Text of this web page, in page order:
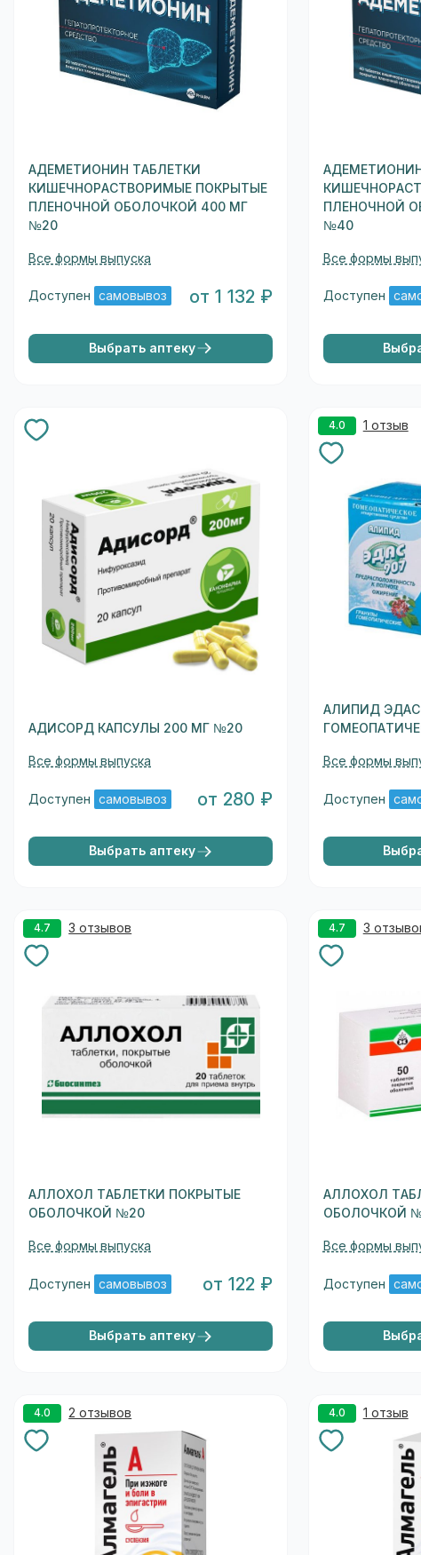
АДЕМЕТИОНИН ТАБЛЕТКИ
КИШЕЧНОРАСТВОРИМЫЕ ПОКРЫТЫЕ
ПЛЕНОЧНОЙ ОБОЛОЧКОЙ 400 МГ
№20
Все формы выпуска
Доступен самовывоз от 1 132 ₽
Выбрать аптеку
ПЛЕНОЧНОЙ
№40
Все формы
Доступен
АДИСОРД КАПСУЛЫ 200 МГ №20
Все формы выпуска
Доступен самовывоз от 280 ₽
Выбрать аптеку
4.0 1 отзыв
АЛИПИД
Все формы
Доступен
4.7 3 отзывов
АЛЛОХОЛ ТАБЛЕТКИ ПОКРЫТЫЕ
ОБОЛОЧКОЙ №20
Все формы выпуска
Доступен самовывоз от 122 ₽
Выбрать аптеку
4.7 3
АЛЛОХОЛ
ОБОЛОЧКОЙ
Все формы
Доступен
4.0 2 отзывов 4.0 1 отзыв